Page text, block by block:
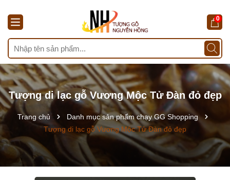
0
Tượng di lạc gỗ Vương Mộc Tử Đàn đỏ đẹp
Trang chủ
Danh mục sản phẩm chạy GG Shopping
Tượng di lạc gỗ Vương Mộc Tử Đàn đỏ đẹp